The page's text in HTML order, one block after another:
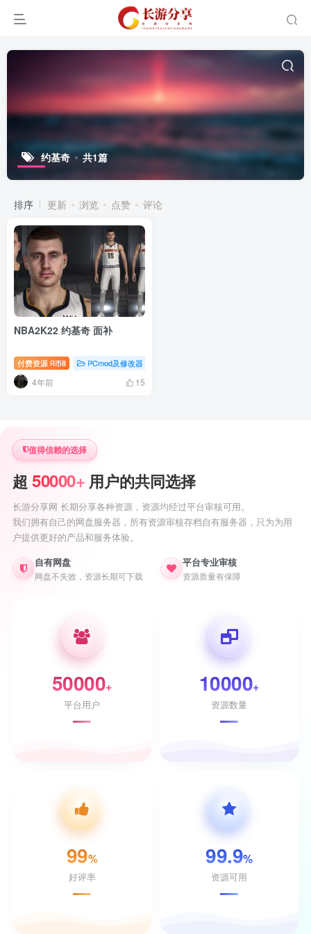
约基奇 共1篇
排序 更新 浏览 点赞 评论
NBA2K22 约基奇 面补
付费资源 R币8 PCmod及修改器
4年前 15
值得信赖的选择
超50000+ 用户的共同选择
长游分享网 长期分享各种资源，资源均经过平台审核可用。
我们拥有自己的网盘服务器，所有资源审核存档自有服务器，只为为用
户提供更好的产品和服务体验。
自有网盘
网盘不失效，资源长期可下载
平台专业审核
资源质量有保障
50000+
平台用户
10000+
资源数量
99%
好评率
99.9%
资源可用